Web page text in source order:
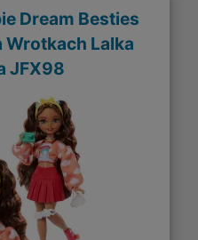
Dream Besties
Wrotkach Lalka
JFX98